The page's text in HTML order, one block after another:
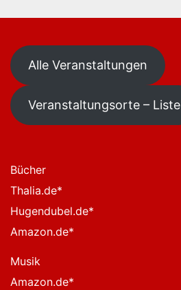
Alle Veranstaltungen
Veranstaltungsorte – Liste
Bücher
Thalia.de*
Hugendubel.de*
Amazon.de*
Musik
Amazon.de*